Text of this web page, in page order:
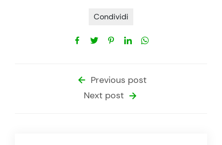
Condividi
Previous post
Next post